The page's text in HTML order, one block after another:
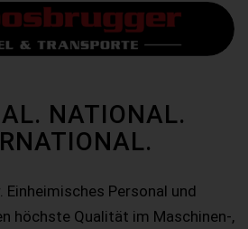
NATIONAL.
Einheimisches Personal und
höchste Qualität im Maschinen-,